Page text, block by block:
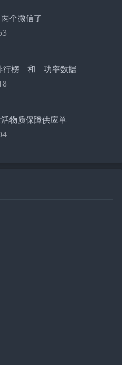
个微信了
行榜 和 功率数据
物质保障供应单